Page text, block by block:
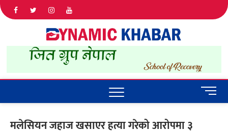
IN NEPAL
M
e
मलेसियन जहाज खसाएर हत्या गरेको आरोपमा ३